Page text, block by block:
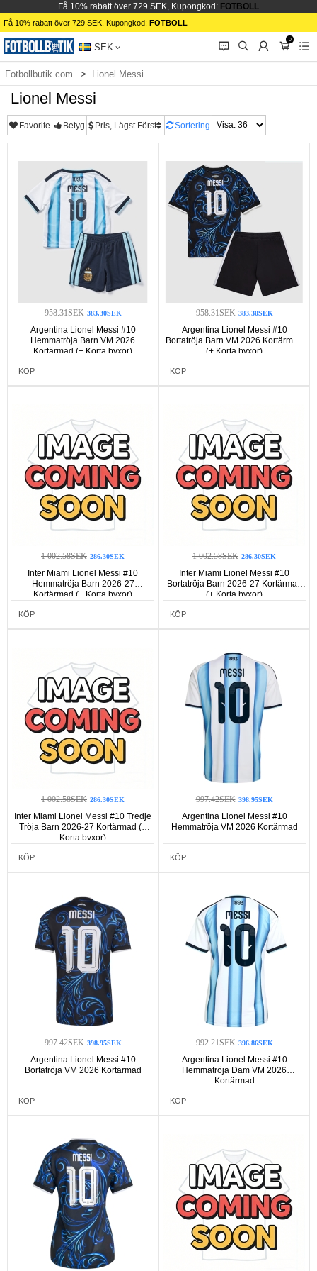
Få 10% rabatt över 729 SEK, Kupongkod: FOTBOLL
Få 10% rabatt över 729 SEK, Kupongkod: FOTBOLL
SEK 󰂱 󰂨 󰃳
0
󰃦 󰃖
Fotbollbutik.com Lionel Messi
Lionel Messi
Favorite Betyg Pris, Lägst Först Sortering
958.31SEK 383.30SEK
Argentina Lionel Messi #10
Hemmatröja Barn VM 2026
Kortärmad (+ Korta byxor)
KÖP
958.31SEK 383.30SEK
Argentina Lionel Messi #10
Bortatröja Barn VM 2026 Kortärmad
(+ Korta byxor)
KÖP
1 002.58SEK 286.30SEK
Inter Miami Lionel Messi #10
Hemmatröja Barn 2026-27
Kortärmad (+ Korta byxor)
KÖP
1 002.58SEK 286.30SEK
Inter Miami Lionel Messi #10
Bortatröja Barn 2026-27 Kortärmad
(+ Korta byxor)
KÖP
1 002.58SEK 286.30SEK
Inter Miami Lionel Messi #10 Tredje
Tröja Barn 2026-27 Kortärmad (+
Korta byxor)
KÖP
997.42SEK 398.95SEK
Argentina Lionel Messi #10
Hemmatröja VM 2026 Kortärmad
KÖP
997.42SEK 398.95SEK
Argentina Lionel Messi #10
Bortatröja VM 2026 Kortärmad
KÖP
992.21SEK 396.86SEK
Argentina Lionel Messi #10
Hemmatröja Dam VM 2026
Kortärmad
KÖP